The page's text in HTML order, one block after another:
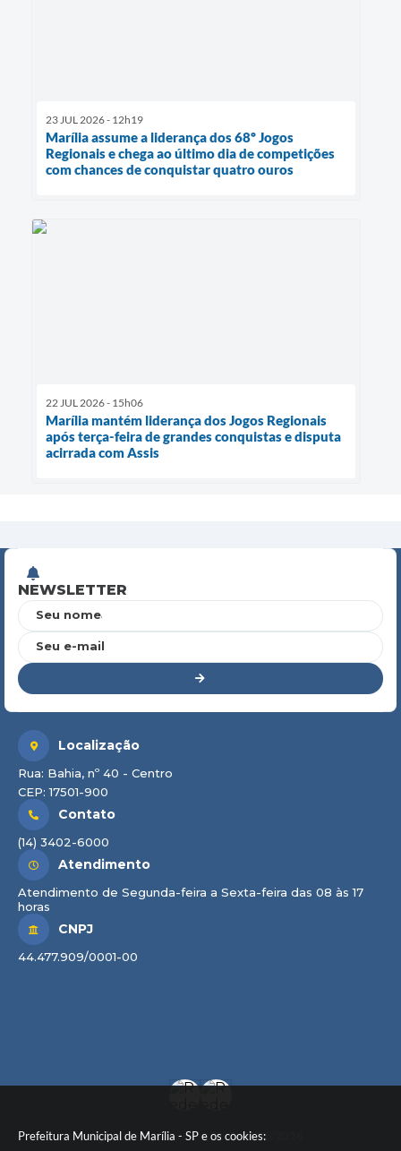
Prefeitura Municipal de Marília - SP e os cookies:
23 JUL 2026 - 12h19
Marília assume a liderança dos 68º Jogos
Regionais e chega ao último dia de competições
com chances de conquistar quatro ouros
22 JUL 2026 - 15h06
Marília mantém liderança dos Jogos Regionais
após terça-feira de grandes conquistas e disputa
acirrada com Assis
NEWSLETTER
Seu nome
Seu e-mail
Localização
Rua: Bahia, nº 40 - Centro
CEP: 17501-900
Contato
(14) 3402-6000
Atendimento
Atendimento de Segunda-feira a Sexta-feira das 08 às 17
horas
CNPJ
44.477.909/0001-00
Versão do Sistema: 3.5.3 - 19/06/2026